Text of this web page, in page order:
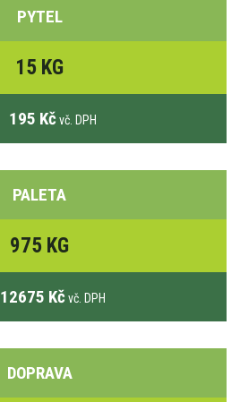
PYTEL
15 KG
195 Kč vč. DPH
PALETA
975 KG
12675 Kč vč. DPH
DOPRAVA